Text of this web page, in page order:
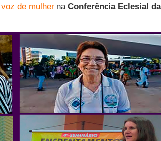
voz de mulherna Conferência Eclesial da